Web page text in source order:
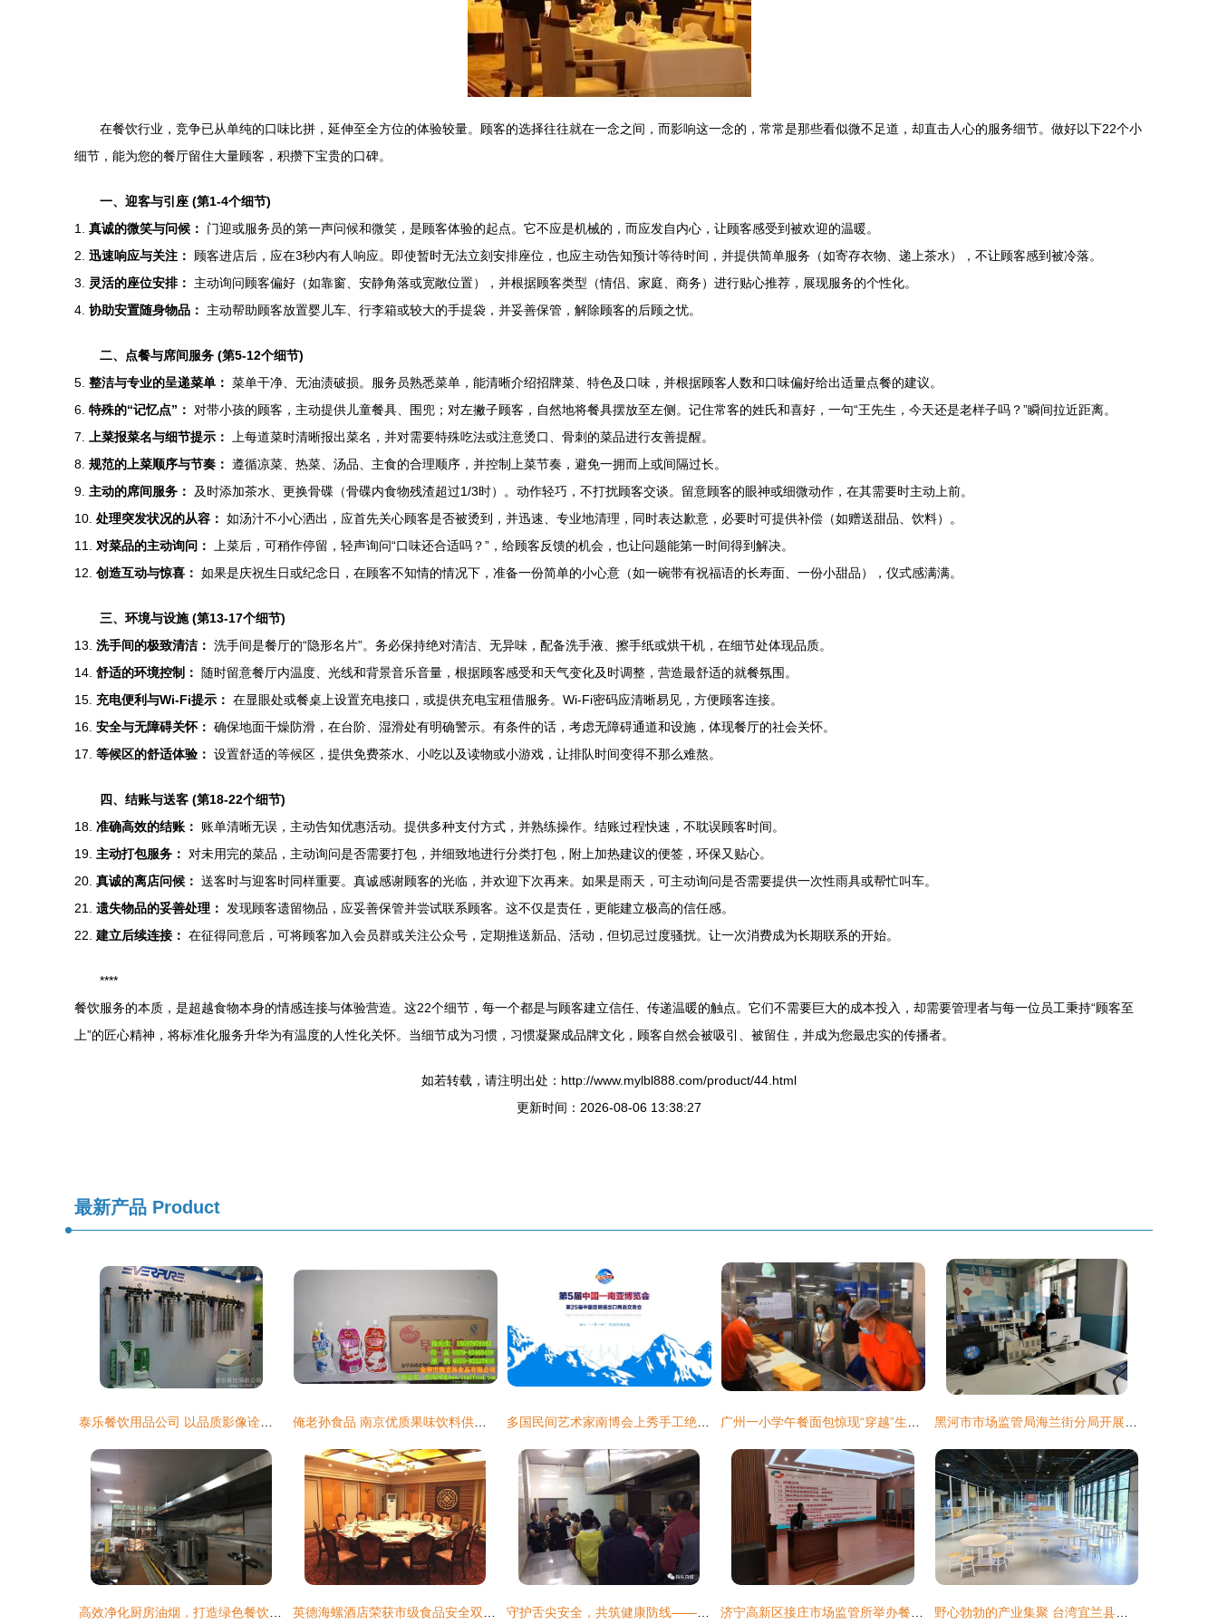
在餐饮行业，竞争已从单纯的口味比拼，延伸至全方位的体验较量。顾客的选择往往就在一念之间，而影响这一念的，常常是那些看似微不足道，却直击人心的服务细节。做好以下22个小
细节，能为您的餐厅留住大量顾客，积攒下宝贵的口碑。
一、迎客与引座 (第1-4个细节)
1. 真诚的微笑与问候：
门迎或服务员的第一声问候和微笑，是顾客体验的起点。它不应是机械的，而应发自内心，让顾客感受到被欢迎的温暖。
2. 迅速响应与关注：
顾客进店后，应在3秒内有人响应。即使暂时无法立刻安排座位，也应主动告知预计等待时间，并提供简单服务（如寄存衣物、递上茶水），不让顾客感到被冷落。
3. 灵活的座位安排：
主动询问顾客偏好（如靠窗、安静角落或宽敞位置），并根据顾客类型（情侣、家庭、商务）进行贴心推荐，展现服务的个性化。
4. 协助安置随身物品： 主动帮助顾客放置婴儿车、行李箱或较大的手提袋，并妥善保管，解除顾客的后顾之忧。
二、点餐与席间服务 (第5-12个细节)
5. 整洁与专业的呈递菜单： 菜单干净、无油渍破损。服务员熟悉菜单，能清晰介绍招牌菜、特色及口味，并根据顾客人数和口味偏好给出适量点餐的建议。
6. 特殊的“记忆点”：
对带小孩的顾客，主动提供儿童餐具、围兜；对左撇子顾客，自然地将餐具摆放至左侧。记住常客的姓氏和喜好，一句“王先生，今天还是老样子吗？”瞬间拉近距离。
7.
上菜报菜名与细节提示：
上每道菜时清晰报出菜名，并对需要特殊吃法或注意烫口、骨刺的菜品进行友善提醒。
8. 规范的上菜顺序与节奏： 遵循凉菜、热菜、汤品、主食的合理顺序，并控制上菜节奏，避免一拥而上或间隔过长。
9. 主动的席间服务：
及时添加茶水、更换骨碟（骨碟内食物残渣超过1/3时）。动作轻巧，不打扰顾客交谈。留意顾客的眼神或细微动作，在其需要时主动上前。
10. 处理突发状况的从容： 如汤汁不小心洒出，应首先关心顾客是否被烫到，并迅速、专业地清理，同时表达歉意，必要时可提供补偿（如赠送甜品、饮料）。
11. 对菜品的主动询问：
上菜后，可稍作停留，轻声询问“口味还合适吗？”，给顾客反馈的机会，也让问题能第一时间得到解决。
12. 创造互动与惊喜： 如果是庆祝生日或纪念日，在顾客不知情的情况下，准备一份简单的小心意（如一碗带有祝福语的长寿面、一份小甜品），仪式感满满。
三、环境与设施 (第13-17个细节)
13. 洗手间的极致清洁： 洗手间是餐厅的“隐形名片”。务必保持绝对清洁、无异味，配备洗手液、擦手纸或烘干机，在细节处体现品质。
14. 舒适的环境控制：
随时留意餐厅内温度、光线和背景音乐音量，根据顾客感受和天气变化及时调整，营造最舒适的就餐氛围。
15. 充电便利与Wi-Fi提示： 在显眼处或餐桌上设置充电接口，或提供充电宝租借服务。Wi-Fi密码应清晰易见，方便顾客连接。
16. 安全与无障碍关怀： 确保地面干燥防滑，在台阶、湿滑处有明确警示。有条件的话，考虑无障碍通道和设施，体现餐厅的社会关怀。
17. 等候区的舒适体验： 设置舒适的等候区，提供免费茶水、小吃以及读物或小游戏，让排队时间变得不那么难熬。
四、结账与送客 (第18-22个细节)
18. 准确高效的结账：
账单清晰无误，主动告知优惠活动。提供多种支付方式，并熟练操作。结账过程快速，不耽误顾客时间。
19. 主动打包服务：
对未用完的菜品，主动询问是否需要打包，并细致地进行分类打包，附上加热建议的便签，环保又贴心。
20. 真诚的离店问候： 送客时与迎客时同样重要。真诚感谢顾客的光临，并欢迎下次再来。如果是雨天，可主动询问是否需要提供一次性雨具或帮忙叫车。
21. 遗失物品的妥善处理：
发现顾客遗留物品，应妥善保管并尝试联系顾客。这不仅是责任，更能建立极高的信任感。
22. 建立后续连接： 在征得同意后，可将顾客加入会员群或关注公众号，定期推送新品、活动，但切忌过度骚扰。让一次消费成为长期联系的开始。
****
餐饮服务的本质，是超越食物本身的情感连接与体验营造。这22个细节，每一个都是与顾客建立信任、传递温暖的触点。它们不需要巨大的成本投入，却需要管理者与每一位员工秉持“顾客至
上”的匠心精神，将标准化服务升华为有温度的人性化关怀。当细节成为习惯，习惯凝聚成品牌文化，顾客自然会被吸引、被留住，并成为您最忠实的传播者。
如若转载，请注明出处：http://www.mylbl888.com/product/44.html
更新时间：2026-08-06 13:38:27
最新产品 Product